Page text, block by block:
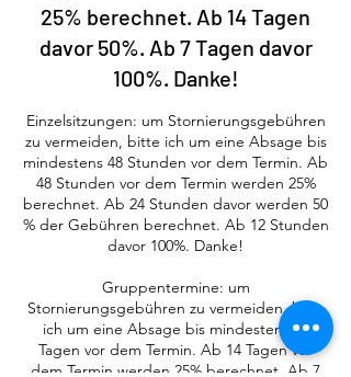
25% berechnet. Ab 14 Tagen
davor 50%. Ab 7 Tagen davor
100%. Danke!
Einzelsitzungen: um Stornierungsgebühren
zu vermeiden, bitte ich um eine Absage bis
mindestens 48 Stunden vor dem Termin. Ab
48 Stunden vor dem Termin werden 25%
berechnet. Ab 24 Stunden davor werden 50
% der Gebühren berechnet. Ab 12 Stunden
davor 100%. Danke!
Gruppentermine: um
Stornierungsgebühren zu vermeiden, bitte
ich um eine Absage bis mindestens 14
Tagen vor dem Termin. Ab 14 Tagen vor
dem Termin werden 25% berechnet. Ab 7